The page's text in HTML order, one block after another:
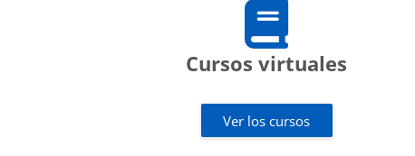
Cursos virtuales
Ver los cursos